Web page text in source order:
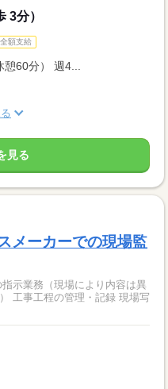
3分）
額支給
憩60分） 週4...
見る
メーカーでの現場監